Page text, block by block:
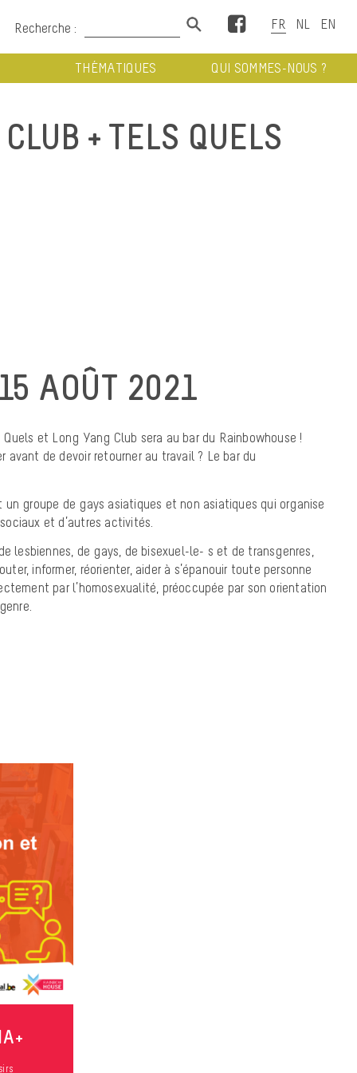
Recherche : Facebook
THÉMATIQUES QUI SOMMES-NOUS ?
+ TELS QUELS
AOÛT 2021
et Long Yang Club sera au bar du Rainbowhouse !
avant de devoir retourner au travail ? Le bar du
groupe de gays asiatiques et non asiatiques qui organise
et d’autres activités.
lesbiennes, de gays, de bisexuel-le- s et de transgenres,
informer, réorienter, aider à s’épanouir toute personne
par l’homosexualité, préoccupée par son orientation